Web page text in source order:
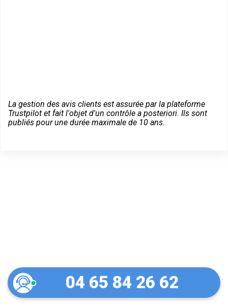
La gestion des avis clients est assurée par la plateforme
Trustpilot et fait l'objet d'un contrôle a posteriori. Ils sont
publiés pour une durée maximale de 10 ans.
04 65 84 26 62